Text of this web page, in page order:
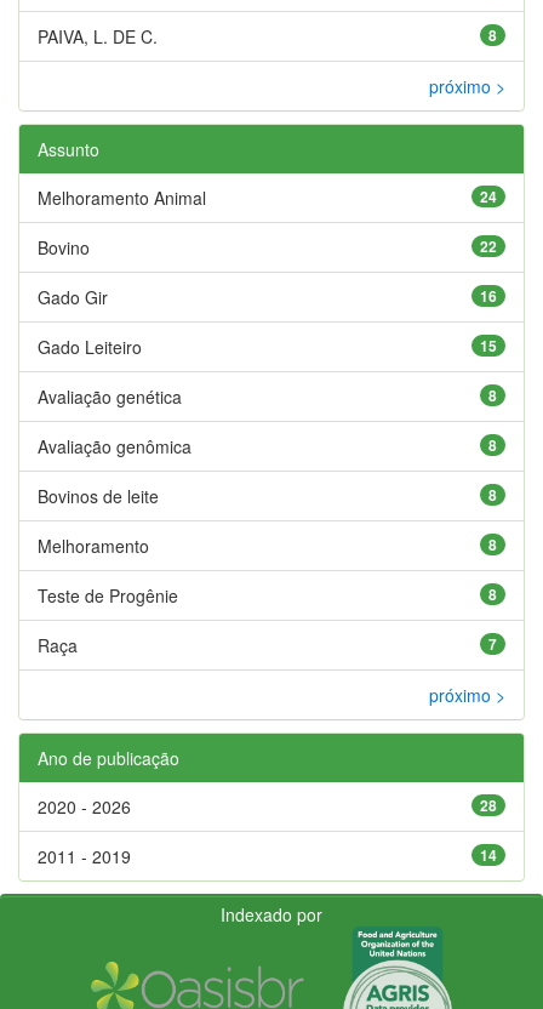
8
PAIVA, L. DE C.
próximo >
Assunto
24
Melhoramento Animal
22
Bovino
16
Gado Gir
15
Gado Leiteiro
8
Avaliação genética
8
Avaliação genômica
8
Bovinos de leite
8
Melhoramento
8
Teste de Progênie
7
Raça
próximo >
Ano de publicação
28
2020 - 2026
14
2011 - 2019
Indexado por